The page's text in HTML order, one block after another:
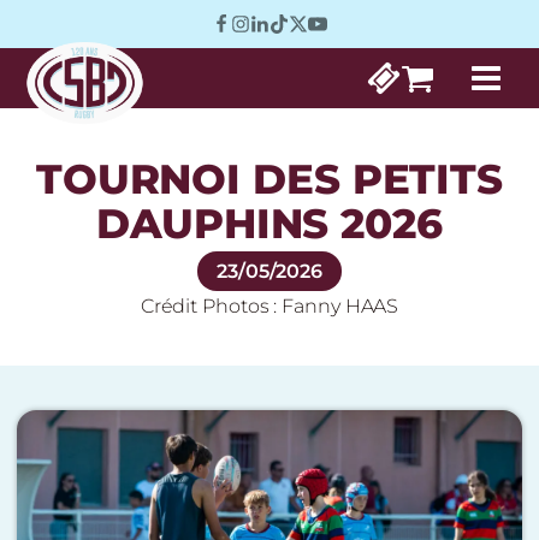
TOURNOI DES PETITS
DAUPHINS 2026
23/05/2026
Crédit Photos : Fanny HAAS